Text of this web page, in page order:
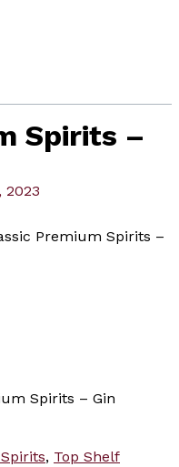
Spirits –
2023
Premium Spirits –
Spirits – Gin
, Top Shelf